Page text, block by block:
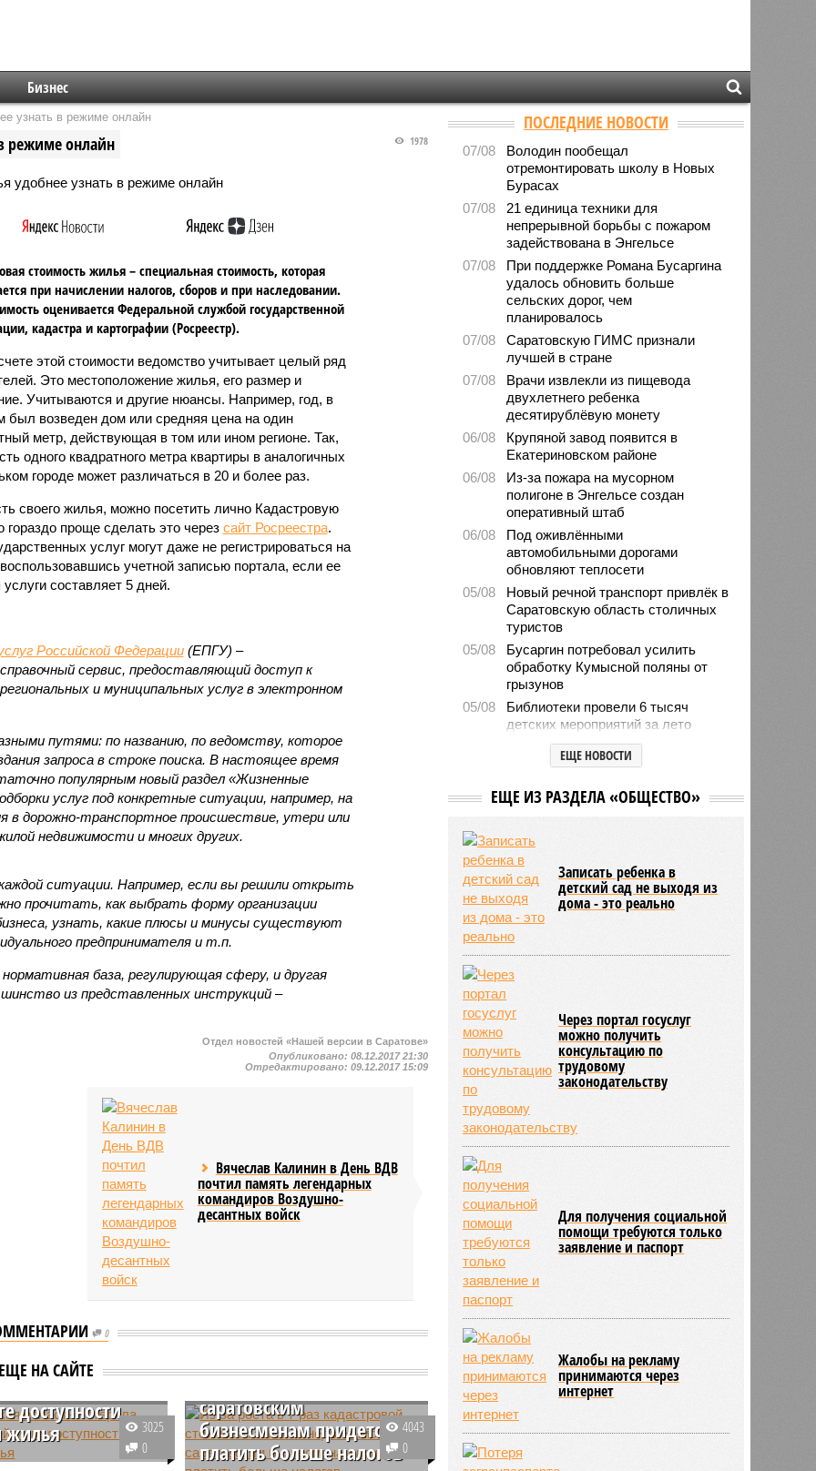
Бизнес
узнать в режиме онлайн
режиме онлайн 1978
стоимость жилья – специальная стоимость, которая
при начислении налогов, сборов и при наследовании.
оценивается Федеральной службой государственной
кадастра и картографии (Росреестр).
этой стоимости ведомство учитывает целый ряд
Это местоположение жилья, его размер и
Учитываются и другие нюансы. Например, год, в
был возведен дом или средняя цена на один
метр, действующая в том или ином регионе. Так,
одного квадратного метра квартиры в аналогичных
городе может различаться в 20 и более раз.
своего жилья, можно посетить лично Кадастровую
гораздо проще сделать это через сайт Росреестра.
услуг могут даже не регистрироваться на
учетной записью портала, если ее
составляет 5 дней.
Российской Федерации(ЕПГУ) –
сервис, предоставляющий доступ к
и муниципальных услуг в электронном
путями: по названию, по ведомству, которое
запроса в строке поиска. В настоящее время
популярным новый раздел «Жизненные
услуг под конкретные ситуации, например, на
в дорожно-транспортное происшествие, утери или
недвижимости и многих других.
ситуации. Например, если вы решили открыть
прочитать, как выбрать форму организации
узнать, какие плюсы и минусы существуют
предпринимателя и т.п.
база, регулирующая сферу, и другая
из представленных инструкций –
Отдел новостей «Нашей версии в Саратове»
Опубликовано:08.12.2017 21:30
Отредактировано:09.12.2017 15:09
Вячеслав Калинин в День ВДВ
почтил память легендарных
командиров Воздушно-
десантных войск
0
ЕЩЕ НА САЙТЕ
область
строчку в
доступности
жилья
год Саратовская
3025
0
Из-за роста в 7 раз
земли и недвижимости
саратовским
бизнесменам придется
платить больше налогов
4043
0
ПОСЛЕДНИЕ НОВОСТИ
07/08
Володин пообещал
отремонтировать школу в Новых
Бурасах
07/08
21 единица техники для
непрерывной борьбы с пожаром
задействована в Энгельсе
07/08
При поддержке Романа Бусаргина
удалось обновить больше
сельских дорог, чем
планировалось
07/08
Саратовскую ГИМС признали
лучшей в стране
07/08
Врачи извлекли из пищевода
двухлетнего ребенка
десятирублёвую монету
06/08
Крупяной завод появится в
Екатериновском районе
06/08
Из-за пожара на мусорном
полигоне в Энгельсе создан
оперативный штаб
06/08
Под оживлёнными
автомобильными дорогами
обновляют теплосети
05/08
Новый речной транспорт привлёк в
Саратовскую область столичных
туристов
05/08
Бусаргин потребовал усилить
обработку Кумысной поляны от
грызунов
05/08
Библиотеки провели 6 тысяч
детских мероприятий за лето
Власти формируют стратегию
развития медицины до 2030 года
обсудил с главой Ртищевского
сетей
04/08
Саратовская область заняла 12
место по внедрению Платформы
обратной связи
04/08
Ртищевскому району на ремонт
дорог направят дополнительные
средства
ЕЩЕ НОВОСТИ
ЕЩЕ ИЗ РАЗДЕЛА «ОБЩЕСТВО»
Записать ребенка в
детский сад не выходя из
дома - это реально
Через портал госуслуг
можно получить
консультацию по
трудовому
законодательству
Для получения социальной
помощи требуются только
заявление и паспорт
Жалобы на рекламу
принимаются через
интернет